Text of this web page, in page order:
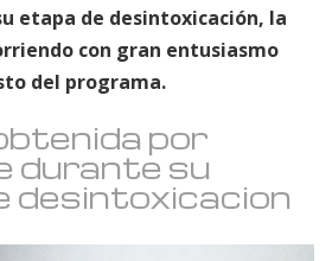
etapa de desintoxicación, la
con gran entusiasmo
del programa.
por
durante su
desintoxicacion